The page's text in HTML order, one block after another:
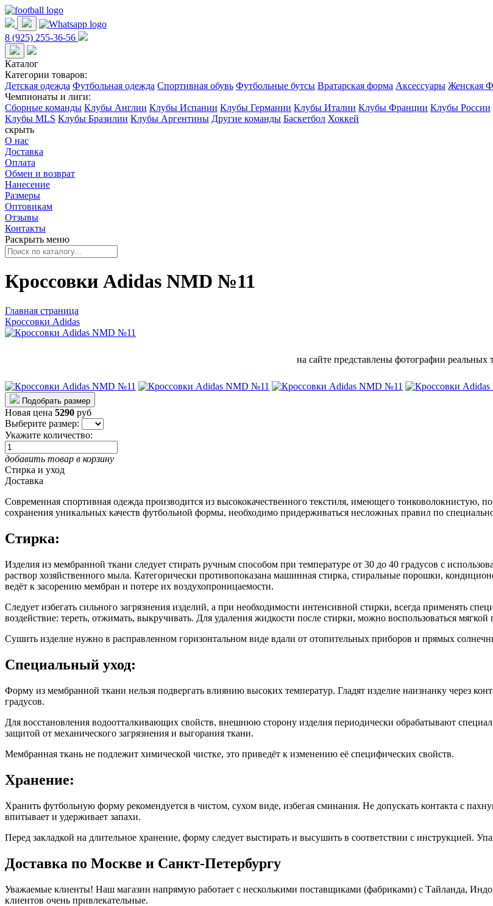
8 (925) 255-36-56
Каталог
Категории товаров:
Детская одежда Футбольная одежда Спортивная обувь Футбольные бутсы Вратарская форма Аксессуары Женская
Чемпионаты и лиги:
Сборные команды Клубы Англии Клубы Испании Клубы Германии Клубы Италии Клубы Франции Клубы России
Клубы MLS Клубы Бразилии Клубы Аргентины Другие команды Баскетбол Хоккей
скрыть
О нас
Доставка
Оплата
Обмен и возврат
Нанесение
Размеры
Оптовикам
Отзывы
Контакты
Раскрыть меню
Кроссовки Adidas NMD №11
Главная страница
Кроссовки Adidas
на сайте представлены фотографии реальных
Подобрать размер
Новая цена 5290 руб
Выберите размер:
Укажите количество:
добавить товар в корзину
Стирка и уход
Доставка
Современная спортивная одежда производится из высококачественного текстиля, имеющего тонковолокнистую,
сохранения уникальных качеств футбольной формы, необходимо придерживаться несложных правил по
Стирка:
Изделия из мембранной ткани следует стирать ручным способом при температуре от 30 до 40 градусов с
раствор хозяйственного мыла. Категорически противопоказана машинная стирка, стиральные порошки,
ведёт к засорению мембран и потере их воздухопроницаемости.
Следует избегать сильного загрязнения изделий, а при необходимости интенсивной стирки, всегда применять
воздействие: тереть, отжимать, выкручивать. Для удаления жидкости после стирки, можно воспользоваться
Сушить изделие нужно в расправленном горизонтальном виде вдали от отопительных приборов и прямых
Специальный уход:
Форму из мембранной ткани нельзя подвергать влиянию высоких температур. Гладят изделие наизнанку через
градусов.
Для восстановления водоотталкивающих свойств, внешнюю сторону изделия периодически обрабатывают
защитой от механического загрязнения и выгорания ткани.
Мембранная ткань не подлежит химической чистке, это приведёт к изменению её специфических свойств.
Хранение:
Хранить футбольную форму рекомендуется в чистом, сухом виде, избегая сминания. Не допускать контакта с
впитывает и удерживает запахи.
Перед закладкой на длительное хранение, форму следует выстирать и высушить в соответствии с инструкцией.
Доставка по Москве и Санкт-Петербургу
Уважаемые клиенты! Наш магазин напрямую работает с несколькими поставщиками (фабриками) с Тайланда,
клиентов очень привлекательные.